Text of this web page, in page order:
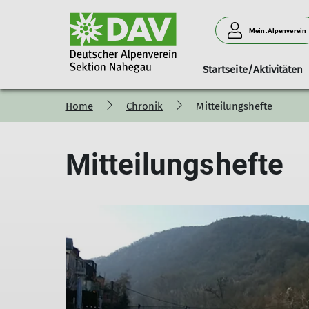
Mein.Alpenverein
Startseite/Aktivitäten
Ansprechpartner
100 Jahre Sektion Nahegau
Berichte Mitteilungshefte
Home Chronik Mitteilungshefte
Mitteilungshefte